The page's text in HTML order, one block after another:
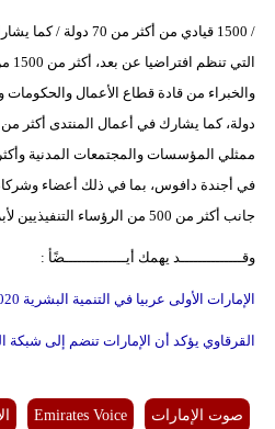
دولة، كما يشارك في أعمال المنتدى أكثر
في أجندة دافوس، بما في ذلك أعضاء وشركاء
جانب أكثر من 500 من الرؤساء التنفيذيين لأبرز الشركات في العالم.
وقــــــــــــــد يهمك أيــــــــــــــضًأ :
الإمارات الأولى عربيا في التنمية البشرية 2020
القرقاوي يؤكد أن الإمارات تنضم إلى شبكة
صوت الإمارات Emirates Voice